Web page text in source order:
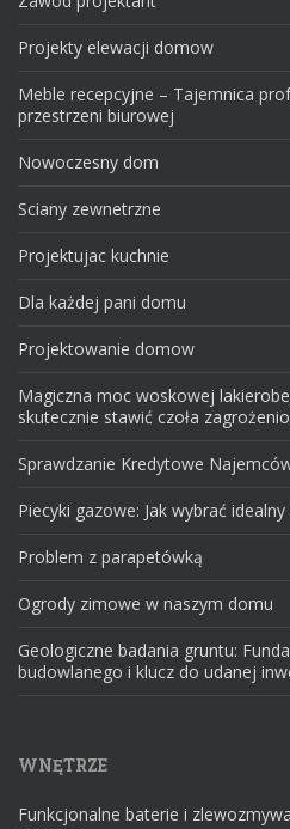
Projekty elewacji domow
Meble recepcyjne – Tajemnica
przestrzeni biurowej
Nowoczesny dom
Sciany zewnetrzne
Projektujac kuchnie
Dla każdej pani domu
Projektowanie domow
Magiczna moc woskowej
skutecznie stawić czoła
Sprawdzanie Kredytowe
Piecyki gazowe: Jak wybrać
Problem z parapetówką
Ogrody zimowe w naszym domu
Geologiczne badania gruntu:
budowlanego i klucz do udanej
WNĘTRZE
Funkcjonalne baterie i